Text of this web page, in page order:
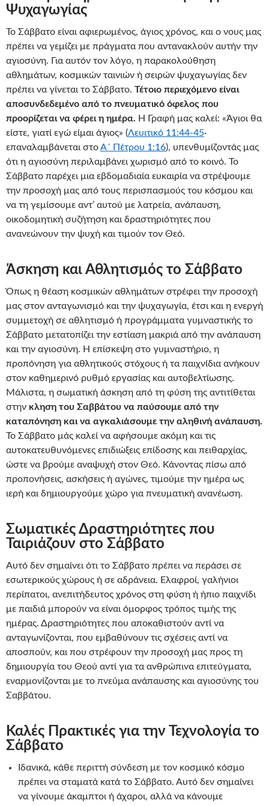
Ψυχαγωγίας
Το Σάββατο είναι αφιερωμένος, άγιος χρόνος, και ο νους μας
πρέπει να γεμίζει με πράγματα που αντανακλούν αυτήν την
αγιοσύνη. Για αυτόν τον λόγο, η παρακολούθηση
αθλημάτων, κοσμικών ταινιών ή σειρών ψυχαγωγίας δεν
πρέπει να γίνεται το Σάββατο. Τέτοιο περιεχόμενο είναι
αποσυνδεδεμένο από το πνευματικό όφελος που
προορίζεται να φέρει η ημέρα. Η Γραφή μας καλεί: «Άγιοι θα
είστε, γιατί εγώ είμαι άγιος» (Λευιτικό 11:44-45·
επαναλαμβάνεται στοΑ΄ Πέτρου 1:16), υπενθυμίζοντάς μας
ότι η αγιοσύνη περιλαμβάνει χωρισμό από το κοινό. Το
Σάββατο παρέχει μια εβδομαδιαία ευκαιρία να στρέψουμε
την προσοχή μας από τους περισπασμούς του κόσμου και
να τη γεμίσουμε αντ’ αυτού με λατρεία, ανάπαυση,
οικοδομητική συζήτηση και δραστηριότητες που
ανανεώνουν την ψυχή και τιμούν τον Θεό.
Άσκηση και Αθλητισμός το Σάββατο
Όπως η θέαση κοσμικών αθλημάτων στρέφει την προσοχή
μας στον ανταγωνισμό και την ψυχαγωγία, έτσι και η ενεργή
συμμετοχή σε αθλητισμό ή προγράμματα γυμναστικής το
Σάββατο μετατοπίζει την εστίαση μακριά από την ανάπαυση
και την αγιοσύνη. Η επίσκεψη στο γυμναστήριο, η
προπόνηση για αθλητικούς στόχους ή τα παιχνίδια ανήκουν
στον καθημερινό ρυθμό εργασίας και αυτοβελτίωσης.
Μάλιστα, η σωματική άσκηση από τη φύση της αντιτίθεται
στην κληση του Σαββάτου να παύσουμε από την
καταπόνηση και να αγκαλιάσουμε την αληθινή ανάπαυση.
Το Σάββατο μάς καλεί να αφήσουμε ακόμη και τις
αυτοκατευθυνόμενες επιδιώξεις επίδοσης και πειθαρχίας,
ώστε να βρούμε αναψυχή στον Θεό. Κάνοντας πίσω από
προπονήσεις, ασκήσεις ή αγώνες, τιμούμε την ημέρα ως
ιερή και δημιουργούμε χώρο για πνευματική ανανέωση.
Σωματικές Δραστηριότητες που
Ταιριάζουν στο Σάββατο
Αυτό δεν σημαίνει ότι το Σάββατο πρέπει να περάσει σε
εσωτερικούς χώρους ή σε αδράνεια. Ελαφροί, γαλήνιοι
περίπατοι, ανεπιτήδευτος χρόνος στη φύση ή ήπιο παιχνίδι
με παιδιά μπορούν να είναι όμορφος τρόπος τιμής της
ημέρας. Δραστηριότητες που αποκαθιστούν αντί να
ανταγωνίζονται, που εμβαθύνουν τις σχέσεις αντί να
αποσπούν, και που στρέφουν την προσοχή μας προς τη
δημιουργία του Θεού αντί για τα ανθρώπινα επιτεύγματα,
εναρμονίζονται με το πνεύμα ανάπαυσης και αγιοσύνης του
Σαββάτου.
Καλές Πρακτικές για την Τεχνολογία το
Σάββατο
Ιδανικά, κάθε περιττή σύνδεση με τον κοσμικό κόσμο
πρέπει να σταματά κατά το Σάββατο. Αυτό δεν σημαίνει
να γίνουμε άκαμπτοι ή άχαροι, αλλά να κάνουμε